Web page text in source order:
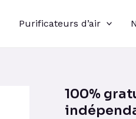
Purificateurs d’air
100%